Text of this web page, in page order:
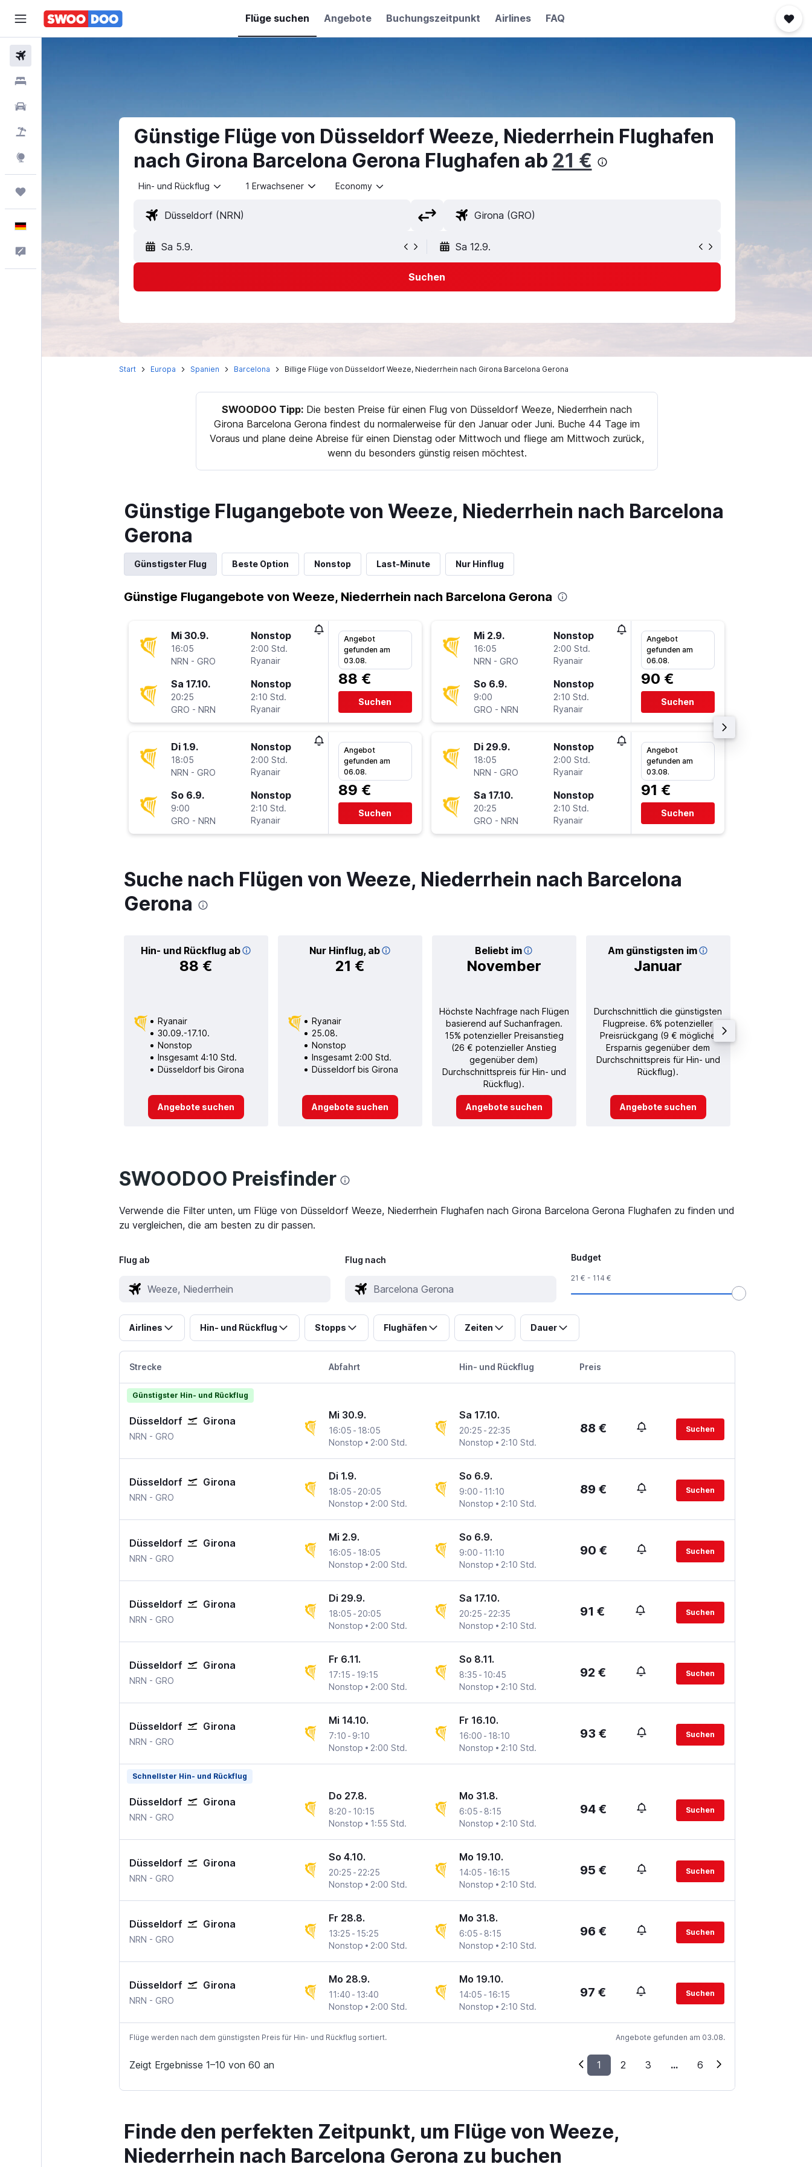
Flüge suchen Angebote Buchungszeitpunkt Airlines FAQ
Günstige Flüge von Düsseldorf Weeze, Niederrhein Flughafen
nach Girona Barcelona Gerona Flughafen ab 21 €
Hin- und Rückflug 1 Erwachsener Economy
Sa 5.9. Sa 12.9.
Suchen
Start Europa Spanien Barcelona Billige Flüge von Düsseldorf Weeze, Niederrhein nach Girona Barcelona Gerona
SWOODOO Tipp: Die besten Preise für einen Flug von Düsseldorf Weeze, Niederrhein nach
Girona Barcelona Gerona findest du normalerweise für den Januar oder Juni. Buche 44 Tage im
Voraus und plane deine Abreise für einen Dienstag oder Mittwoch und fliege am Mittwoch zurück,
wenn du besonders günstig reisen möchtest.
Günstige Flugangebote von Weeze, Niederrhein nach Barcelona
Gerona
Günstigster Flug Beste Option Nonstop Last-Minute Nur Hinflug
Günstige Flugangebote von Weeze, Niederrhein nach Barcelona Gerona
Mi 30.9.
16:05
NRN - GRO
Nonstop
2:00 Std.
Ryanair
Sa 17.10.
20:25
GRO - NRN
Nonstop
2:10 Std.
Ryanair
Angebot
gefunden am
03.08.
88 €
Suchen
Di 1.9.
18:05
NRN - GRO
Nonstop
2:00 Std.
Ryanair
So 6.9.
9:00
GRO - NRN
Nonstop
2:10 Std.
Ryanair
Angebot
gefunden am
06.08.
89 €
Suchen
Mi 2.9.
16:05
NRN - GRO
Nonstop
2:00 Std.
Ryanair
So 6.9.
9:00
GRO - NRN
Nonstop
2:10 Std.
Ryanair
Angebot
gefunden am
06.08.
90 €
Suchen
Di 29.9.
18:05
NRN - GRO
Nonstop
2:00 Std.
Ryanair
Sa 17.10.
20:25
GRO - NRN
Nonstop
2:10 Std.
Ryanair
Angebot
gefunden am
03.08.
91 €
Suchen
Suche nach Flügen von Weeze, Niederrhein nach Barcelona
Gerona
Hin- und Rückflug ab
88 €
Nur Hinflug, ab
21 €
Beliebt im
November
Am günstigsten im
Januar
Ryanair
30.09.-17.10.
Nonstop
Insgesamt 4:10 Std.
Düsseldorf bis Girona
Angebote suchen
Ryanair
25.08.
Nonstop
Insgesamt 2:00 Std.
Düsseldorf bis Girona
Angebote suchen
Höchste Nachfrage nach Flügen
basierend auf Suchanfragen.
15% potenzieller Preisanstieg
(26 € potenzieller Anstieg
gegenüber dem)
Durchschnittspreis für Hin- und
Rückflug).
Angebote suchen
Durchschnittlich die günstigsten
Flugpreise. 6% potenzieller
Preisrückgang (9 € mögliche
Ersparnis gegenüber dem
Durchschnittspreis für Hin- und
Rückflug).
Angebote suchen
SWOODOO Preisfinder
Verwende die Filter unten, um Flüge von Düsseldorf Weeze, Niederrhein Flughafen nach Girona Barcelona Gerona Flughafen zu finden und
zu vergleichen, die am besten zu dir passen.
Flug ab Flug nach Budget
21 € - 114 €
Airlines Hin- und Rückflug Stopps Flughäfen Zeiten Dauer
Strecke Abfahrt Hin- und Rückflug Preis
Günstigster Hin- und Rückflug
Düsseldorf Girona
NRN Düsseldorf Weeze, Niederrhein
- GRO
Mi 30.9.
16:05 - 18:05
Nonstop
2:00 Std.
Sa 17.10.
20:25 - 22:35
Nonstop
2:10 Std.
88 € Suchen
Düsseldorf Girona
NRN Düsseldorf Weeze, Niederrhein
- GRO
Di 1.9.
18:05 - 20:05
Nonstop
2:00 Std.
So 6.9.
9:00 - 11:10
Nonstop
2:10 Std.
89 € Suchen
Düsseldorf Girona
NRN Düsseldorf Weeze, Niederrhein
- GRO
Mi 2.9.
16:05 - 18:05
Nonstop
2:00 Std.
So 6.9.
9:00 - 11:10
Nonstop
2:10 Std.
90 € Suchen
Düsseldorf Girona
NRN Düsseldorf Weeze, Niederrhein
- GRO
Di 29.9.
18:05 - 20:05
Nonstop
2:00 Std.
Sa 17.10.
20:25 - 22:35
Nonstop
2:10 Std.
91 € Suchen
Düsseldorf Girona
NRN Düsseldorf Weeze, Niederrhein
- GRO
Fr 6.11.
17:15 - 19:15
Nonstop
2:00 Std.
So 8.11.
8:35 - 10:45
Nonstop
2:10 Std.
92 € Suchen
Düsseldorf Girona
NRN Düsseldorf Weeze, Niederrhein
- GRO
Mi 14.10.
7:10 - 9:10
Nonstop
2:00 Std.
Fr 16.10.
16:00 - 18:10
Nonstop
2:10 Std.
93 € Suchen
Schnellster Hin- und Rückflug
Düsseldorf Girona
NRN Düsseldorf Weeze, Niederrhein
- GRO
Do 27.8.
8:20 - 10:15
Nonstop
1:55 Std.
Mo 31.8.
6:05 - 8:15
Nonstop
2:10 Std.
94 € Suchen
Düsseldorf Girona
NRN Düsseldorf Weeze, Niederrhein
- GRO
So 4.10.
20:25 - 22:25
Nonstop
2:00 Std.
Mo 19.10.
14:05 - 16:15
Nonstop
2:10 Std.
95 € Suchen
Düsseldorf Girona
NRN Düsseldorf Weeze, Niederrhein
- GRO
Fr 28.8.
13:25 - 15:25
Nonstop
2:00 Std.
Mo 31.8.
6:05 - 8:15
Nonstop
2:10 Std.
96 € Suchen
Düsseldorf Girona
NRN Düsseldorf Weeze, Niederrhein
- GRO
Mo 28.9.
11:40 - 13:40
Nonstop
2:00 Std.
Mo 19.10.
14:05 - 16:15
Nonstop
2:10 Std.
97 € Suchen
Flüge werden nach dem günstigsten Preis für Hin- und Rückflug sortiert. Angebote gefunden am 03.08.
Zeigt Ergebnisse 1–10 von 60 an 1 2 3 ... 6
Finde den perfekten Zeitpunkt, um Flüge von Weeze,
Niederrhein nach Barcelona Gerona zu buchen